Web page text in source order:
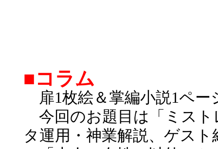
■コラム
扉1枚絵＆掌編小説1ペー
今回のお題目は「ミスト
タ運用・神業解説、ゲスト